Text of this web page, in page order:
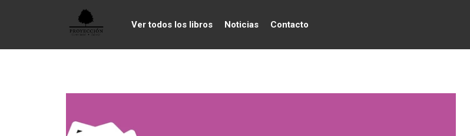
Ver todos los libros Noticias Contacto